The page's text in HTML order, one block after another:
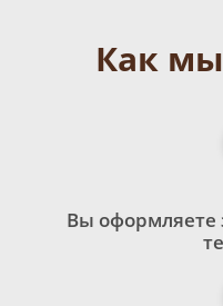
Как
Вы оформляете